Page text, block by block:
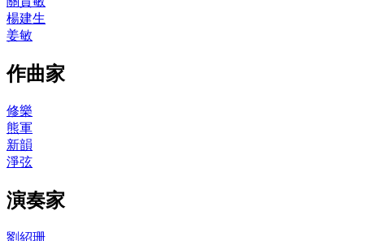
楊建生
姜敏
作曲家
修樂
熊軍
新韻
淨弦
演奏家
劉紹珊